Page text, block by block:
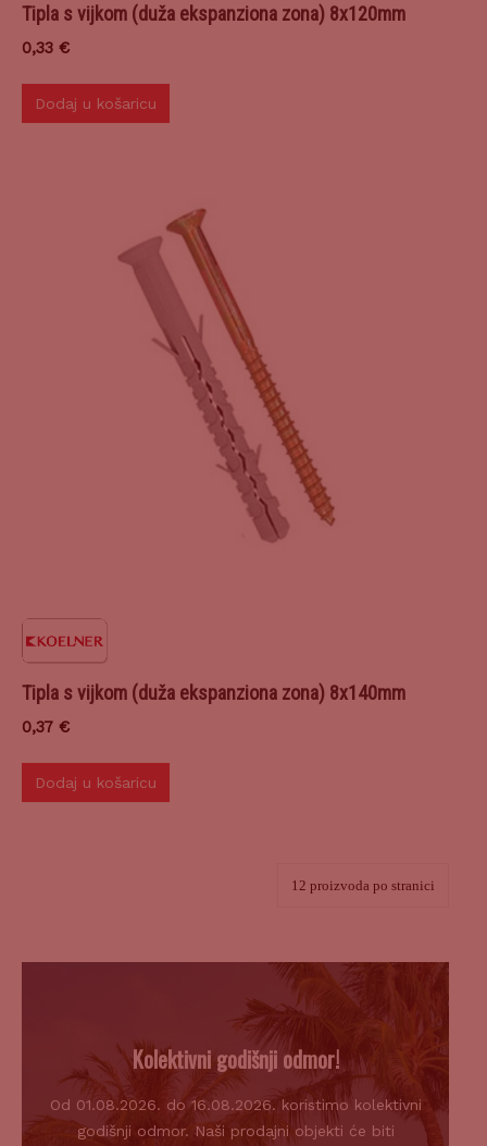
Tipla s vijkom (duža ekspanziona zona) 8x120mm
0,33 €
Dodaj u košaricu
Tipla s vijkom (duža ekspanziona zona) 8x140mm
0,37 €
Dodaj u košaricu
Kolektivni godišnji odmor!
Od 01.08.2026. do 16.08.2026. koristimo kolektivni
godišnji odmor. Naši prodajni objekti će biti